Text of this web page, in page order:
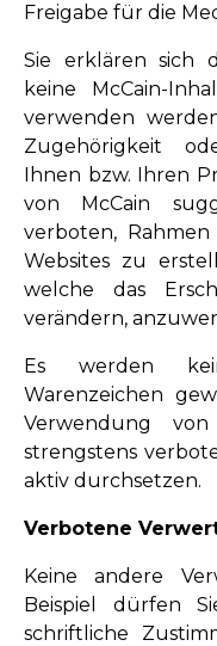
Freigabe für die
Sie erklären sich
keine McCain-
verwenden
Zugehörigkeit
Ihnen bzw. Ihren
von McCain
verboten,
Websites zu
welche das
verändern,
Es werden
Warenzeichen
Verwendung
strengstens
aktiv durchsetzen.
Verbotene
Keine andere
Beispiel dürfen
schriftliche